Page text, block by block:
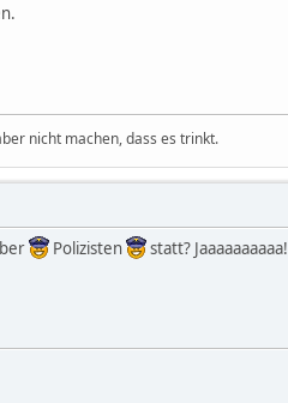
nicht machen, dass es trinkt.
Polizisten statt? Jaaaaaaaaaa!